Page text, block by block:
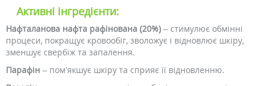
Активні інгредієнти:
Нафталанова нафта рафінована (20%) – стимулює обмінні
процеси, покращує кровообіг, зволожує і відновлює шкіру,
зменшує свербіж та запалення.
Парафін – пом’якшує шкіру та сприяє її відновленню.